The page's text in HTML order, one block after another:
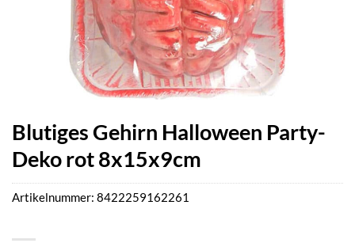
Blutiges Gehirn Halloween Party-
Deko rot 8x15x9cm
Artikelnummer: 8422259162261